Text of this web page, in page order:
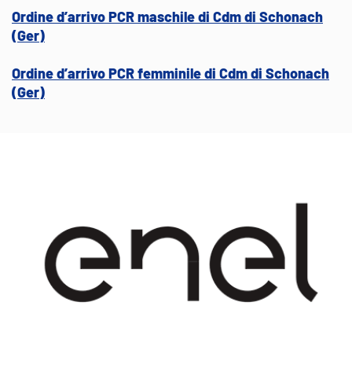
Ordine d’arrivo PCR maschile di Cdm di Schonach
(Ger)
Ordine d’arrivo PCR femminile di Cdm di Schonach
(Ger)